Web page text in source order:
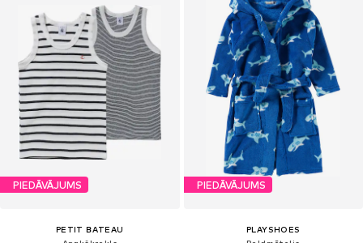
PIEDĀVĀJUMS
PETIT BATEAU
PIEDĀVĀJUMS
PLAYSHOES